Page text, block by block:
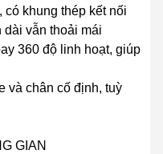
có khung thép kết nối
vẫn thoải mái
360 độ linh hoạt, giúp
và chân cố định, tuỳ
GIAN